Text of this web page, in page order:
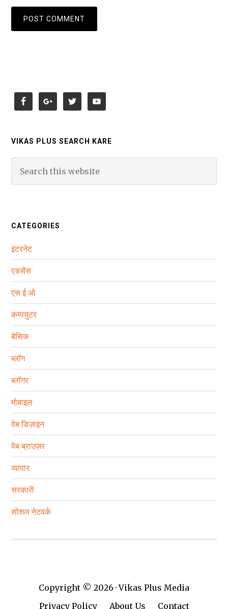
VIKAS PLUS SEARCH KARE
CATEGORIES
इंटरनेट
एडसेंस
एस ई ओ
कम्‍पयुटर
बेसिक
ब्‍लॉग
ब्लॉगर
मोबाइल
वेब डिज़ाइन
वेब ब्राउज़र
व्‍यापार
सरकारी
सोशल नेटवर्क
Copyright © 2026 · Vikas Plus Media
Privacy Policy
About Us Contact